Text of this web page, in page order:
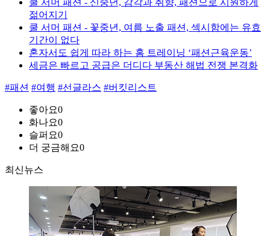
쿨 서머 패션 - 신중년, 감각과 취향, 패션으로 시원하게
젊어지기
쿨 서머 패션 - 꽃중년, 여름 노출 패션, 섹시함에는 유효
기간이 없다
혼자서도 쉽게 따라 하는 홈 트레이닝 ‘패션근육운동’
세금은 빠르고 공급은 더디다 부동산 해법 전쟁 본격화
#패션 #여행 #선글라스 #버킷리스트
좋아요0
화나요0
슬퍼요0
더 궁금해요0
최신뉴스